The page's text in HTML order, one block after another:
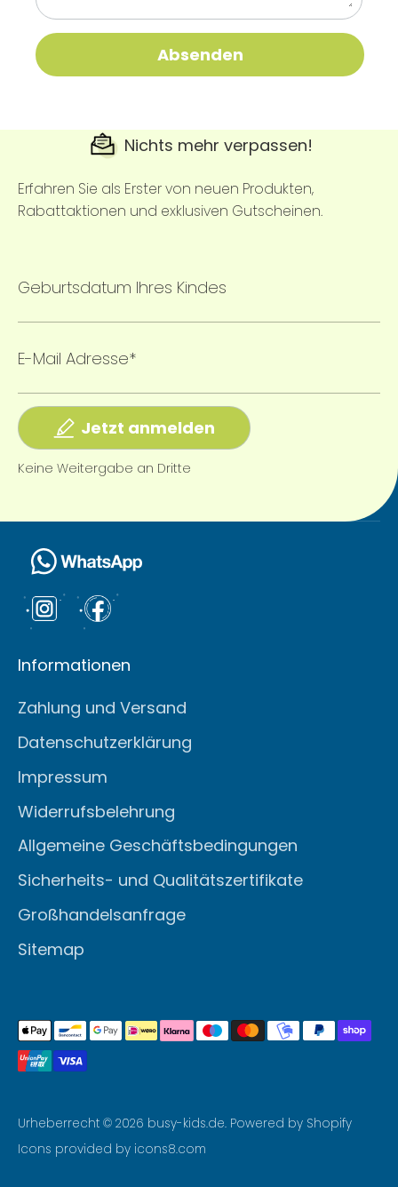
Nichts mehr verpassen!
Erfahren Sie als Erster von neuen Produkten,
Rabattaktionen und exklusiven Gutscheinen.
Geburtsdatum Ihres Kindes
E-Mail Adresse*
Jetzt anmelden
Keine Weitergabe an Dritte
Informationen
Zahlung und Versand
Datenschutzerklärung
Impressum
Widerrufsbelehrung
Allgemeine Geschäftsbedingungen
Sicherheits- und Qualitätszertifikate
Großhandelsanfrage
Sitemap
Urheberrecht © 2026 busy-kids.de. Powered by Shopify
Icons provided by icons8.com
Akzeptierte
Zahlungsarten